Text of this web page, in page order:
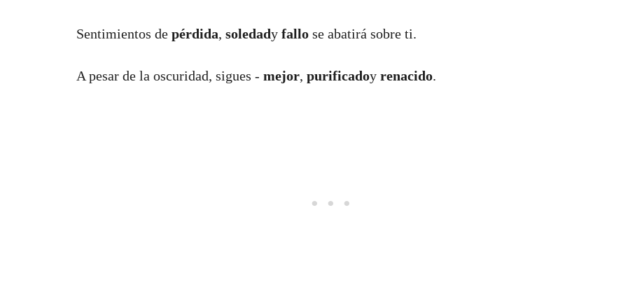
Sentimientos de pérdida, soledady fallo se abatirá sobre ti.
A pesar de la oscuridad, sigues - mejor, purificadoy renacido.